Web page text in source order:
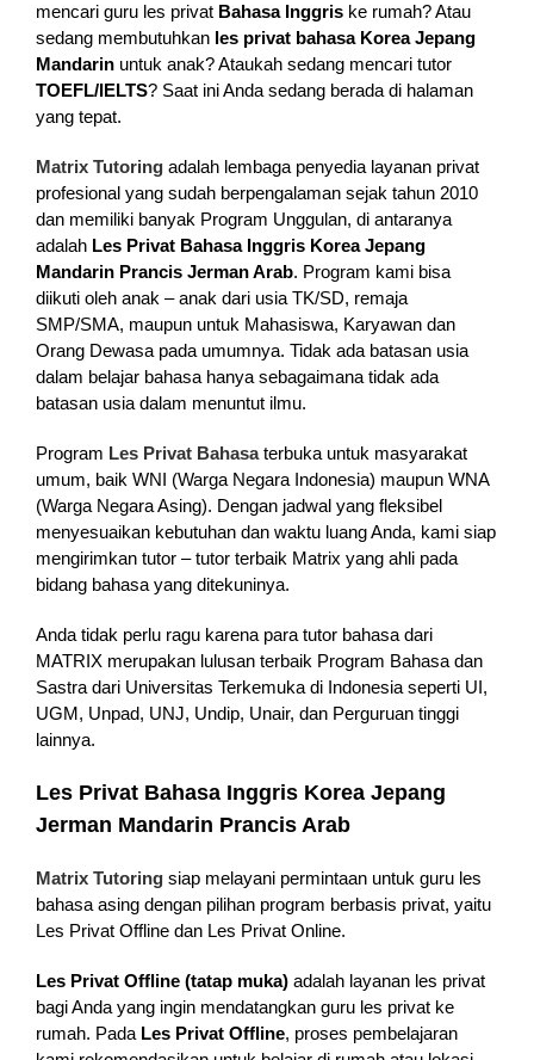
mencari guru les privat Bahasa Inggris ke rumah? Atau
sedang membutuhkan les privat bahasa Korea Jepang
Mandarin untuk anak? Ataukah sedang mencari tutor
TOEFL/IELTS? Saat ini Anda sedang berada di halaman
yang tepat.
Matrix Tutoring adalah lembaga penyedia layanan privat
profesional yang sudah berpengalaman sejak tahun 2010
dan memiliki banyak Program Unggulan, di antaranya
adalah Les Privat Bahasa Inggris Korea Jepang
Mandarin Prancis Jerman Arab. Program kami bisa
diikuti oleh anak – anak dari usia TK/SD, remaja
SMP/SMA, maupun untuk Mahasiswa, Karyawan dan
Orang Dewasa pada umumnya. Tidak ada batasan usia
dalam belajar bahasa hanya sebagaimana tidak ada
batasan usia dalam menuntut ilmu.
Program Les Privat Bahasaterbuka untuk masyarakat
umum, baik WNI (Warga Negara Indonesia) maupun WNA
(Warga Negara Asing). Dengan jadwal yang fleksibel
menyesuaikan kebutuhan dan waktu luang Anda, kami siap
mengirimkan tutor – tutor terbaik Matrix yang ahli pada
bidang bahasa yang ditekuninya.
Anda tidak perlu ragu karena para tutor bahasa dari
MATRIX merupakan lulusan terbaik Program Bahasa dan
Sastra dari Universitas Terkemuka di Indonesia seperti UI,
UGM, Unpad, UNJ, Undip, Unair, dan Perguruan tinggi
lainnya.
Les Privat Bahasa Inggris Korea Jepang
Jerman Mandarin Prancis Arab
Matrix Tutoring siap melayani permintaan untuk guru les
bahasa asing dengan pilihan program berbasis privat, yaitu
Les Privat Offline dan Les Privat Online.
Les Privat Offline (tatap muka) adalah layanan les privat
bagi Anda yang ingin mendatangkan guru les privat ke
rumah. Pada Les Privat Offline, proses pembelajaran